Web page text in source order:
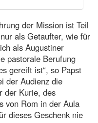
der Mission ist Teil
als Getaufter, wie für
als Augustiner
pastorale Berufung
gereift ist“, so Papst
der Audienz die
der Kurie, des
von Rom in der Aula
dieses Geschenk nie